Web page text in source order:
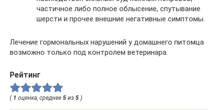
частичное либо полное облысение, спутывание
шерсти и прочее внешние негативные симптомы.
Лечение гормональных нарушений у домашнего питомца
возможно только под контролем ветеринара.
Рейтинг
( 1 оценка, среднее 5 из 5 )